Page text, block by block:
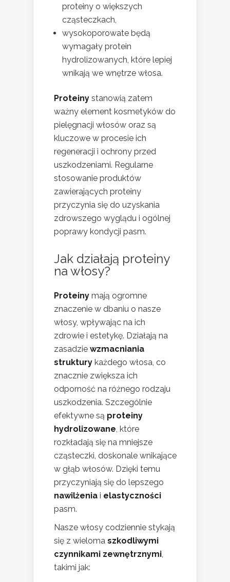
proteiny o większych
cząsteczkach,
wysokoporowate będą
wymagały protein
hydrolizowanych, które lepiej
wnikają we wnętrze włosa.
Proteiny stanowią zatem
ważny element kosmetyków do
pielęgnacji włosów oraz są
kluczowe w procesie ich
regeneracji i ochrony przed
uszkodzeniami. Regularne
stosowanie produktów
zawierających proteiny
przyczynia się do uzyskania
zdrowszego wyglądu i ogólnej
poprawy kondycji pasm.
Jak działają proteiny
na włosy?
Proteiny mają ogromne
znaczenie w dbaniu o nasze
włosy, wpływając na ich
zdrowie i estetykę. Działają na
zasadzie wzmacniania
struktury każdego włosa, co
znacznie zwiększa ich
odporność na różnego rodzaju
uszkodzenia. Szczególnie
efektywne są proteiny
hydrolizowane, które
rozkładają się na mniejsze
cząsteczki, doskonale wnikające
w głąb włosów. Dzięki temu
przyczyniają się do lepszego
nawilżenia i elastyczności
pasm.
Nasze włosy codziennie stykają
się z wieloma szkodliwymi
czynnikami zewnętrznymi,
takimi jak: